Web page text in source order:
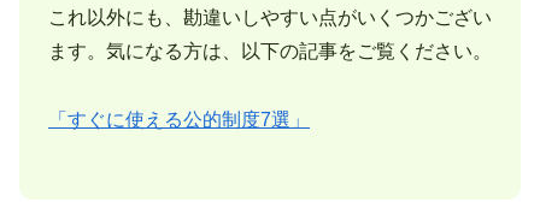
これ以外にも、勘違いしやすい点がいくつかござい
ます。気になる方は、以下の記事をご覧ください。
「すぐに使える公的制度7選」